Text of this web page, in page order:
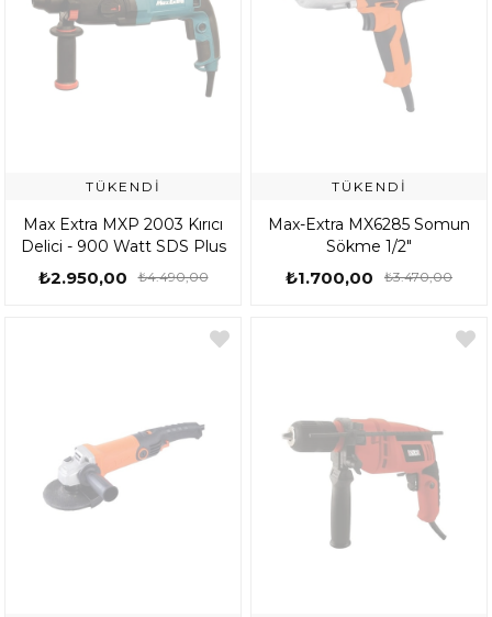
TÜKENDI
Max Extra MXP 2003 Kırıcı
Delici - 900 Watt SDS Plus
₺2.950,00 ₺4.490,00
TÜKENDI
Max-Extra MX6285 Somun
Sökme 1/2"
₺1.700,00 ₺3.470,00